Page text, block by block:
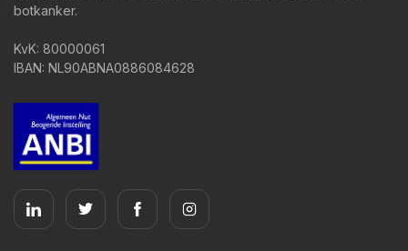
botkanker.
KvK: 80000061
IBAN: NL90ABNA0886084628